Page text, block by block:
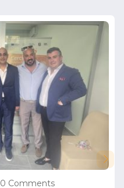
0 Comments